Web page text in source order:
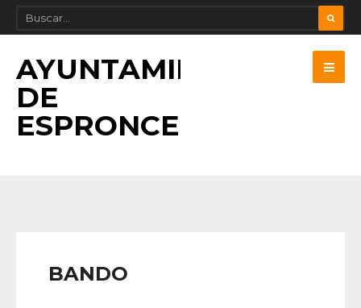
AYUNTAMIENTO
DE
ESPRONCEDA
BANDO